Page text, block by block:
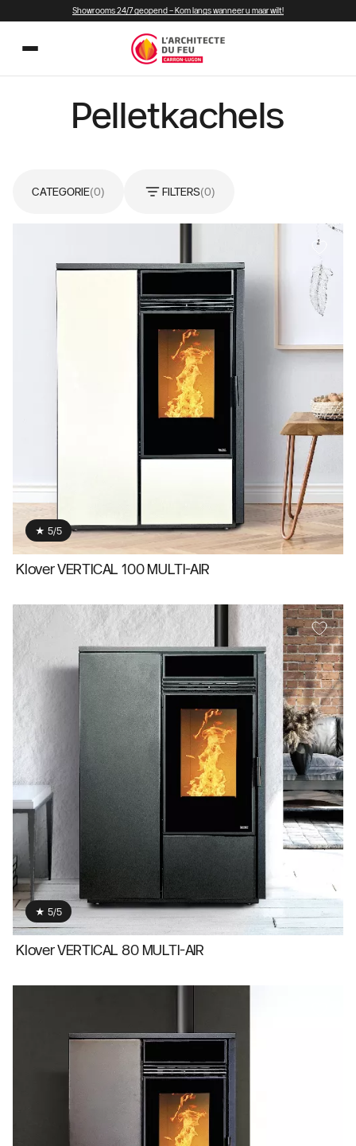
Showrooms 24/7 geopend – Kom langs wanneer u maar wilt!
Pelletkachels
CATEGORIE(0) FILTERS(0)
★ 5/5
Klover VERTICAL 100 MULTI-AIR
★ 5/5
Klover VERTICAL 80 MULTI-AIR